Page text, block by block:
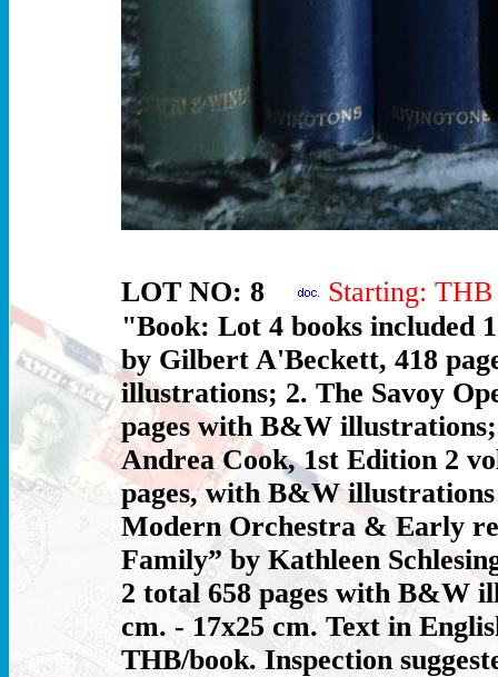
LOT NO: 8
Starting:
"Book: Lot 4 books included
by Gilbert A'Beckett, 418
illustrations; 2. The Savoy
pages with B&W
Andrea Cook, 1st Edition 2
pages, with B&W
Modern Orchestra & Early
Family” by Kathleen
2 total 658 pages with B&W
cm. - 17x25 cm. Text in
THB/book. Inspection